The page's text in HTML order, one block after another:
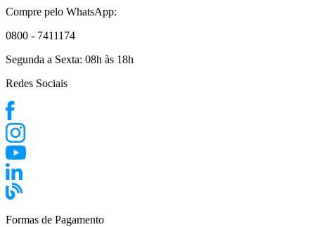
Compre pelo WhatsApp:
0800 - 7411174
Segunda a Sexta: 08h às 18h
Redes Sociais
Formas de Pagamento